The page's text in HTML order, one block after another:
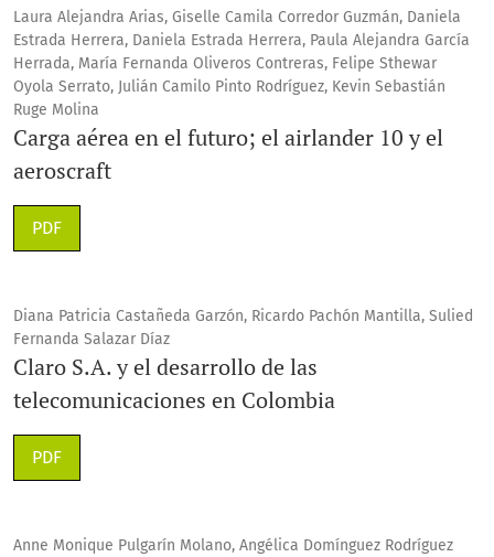
Laura Alejandra Arias, Giselle Camila Corredor Guzmán, Daniela
Estrada Herrera, Daniela Estrada Herrera, Paula Alejandra García
Herrada, María Fernanda Oliveros Contreras, Felipe Sthewar
Oyola Serrato, Julián Camilo Pinto Rodríguez, Kevin Sebastián
Ruge Molina
Carga aérea en el futuro; el airlander 10 y el
aeroscraft
PDF
Diana Patricia Castañeda Garzón, Ricardo Pachón Mantilla, Sulied
Fernanda Salazar Díaz
Claro S.A. y el desarrollo de las
telecomunicaciones en Colombia
PDF
Anne Monique Pulgarín Molano, Angélica Domínguez Rodríguez